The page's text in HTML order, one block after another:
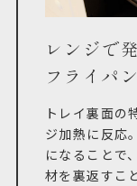
レンジで
フライパ
トレイ裏面の
ジ加熱に反応
になることで
材を裏返すこ